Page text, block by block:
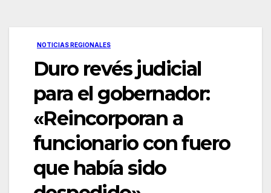
NOTICIAS REGIONALES
Duro revés judicial
para el gobernador:
«Reincorporan a
funcionario con fuero
que había sido